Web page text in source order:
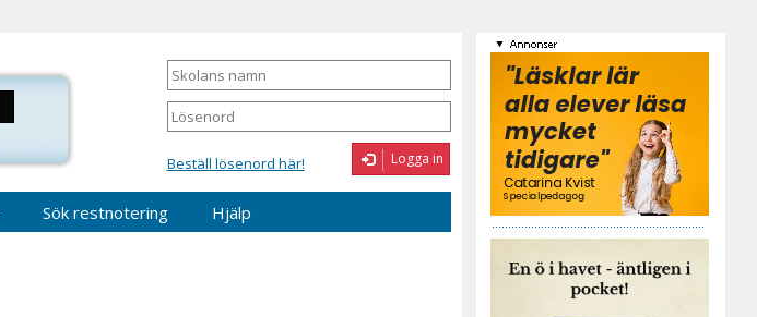
Skolans
namn
Lösenord
Beställ lösenord här! Logga in
Sök restnotering Hjälp